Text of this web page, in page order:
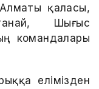
қаласы,
Шығыс
командалары
елімізден